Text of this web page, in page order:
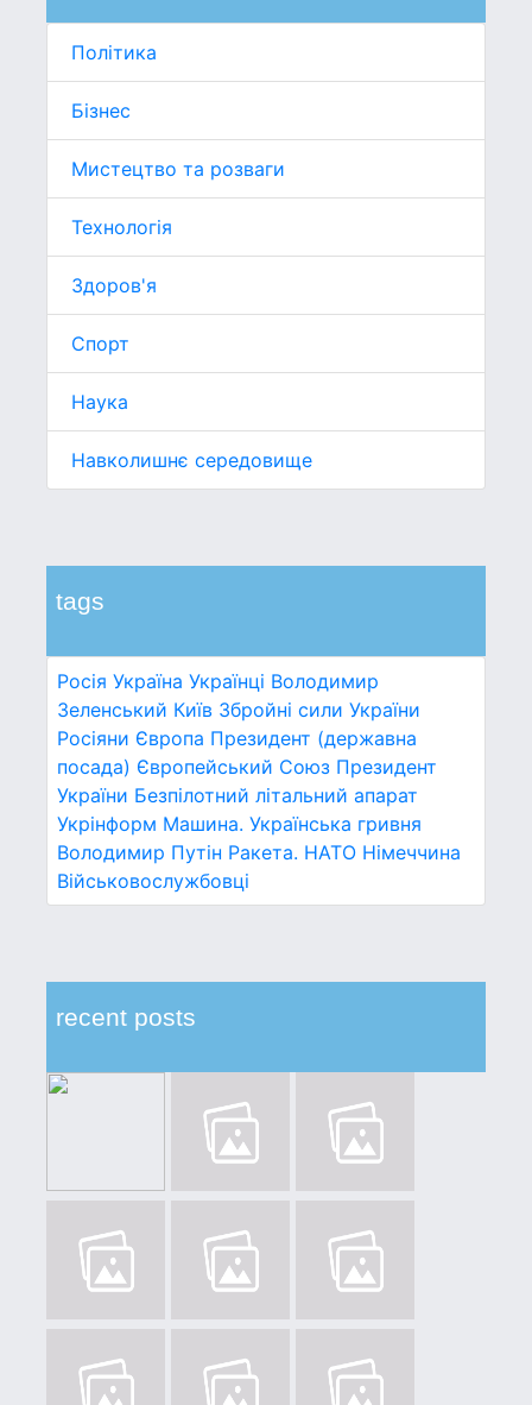
Політика
Бізнес
Мистецтво та розваги
Технологія
Здоров'я
Спорт
Наука
Навколишнє середовище
tags
Росія Україна Українці Володимир
Зеленський Київ Збройні сили України
Росіяни Європа Президент (державна
посада) Європейський Союз Президент
України Безпілотний літальний апарат
Укрінформ Машина. Українська гривня
Володимир Путін Ракета. НАТО Німеччина
Військовослужбовці
recent posts